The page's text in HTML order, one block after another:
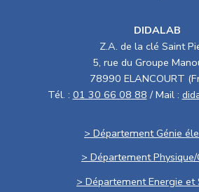
DIDALAB
Z.A. de la clé Saint
5, rue du Groupe
78990 ELANCOURT
Tél. : 01 30 66 08 88 / Mail :
> Département Génie
> Département
> Département Energie et